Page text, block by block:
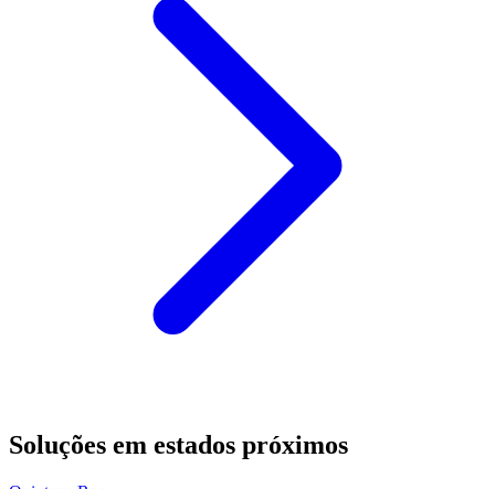
Soluções em estados próximos